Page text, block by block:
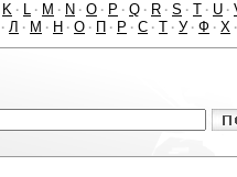
K · L · M · N · O · P · Q · R · S · T · U ·
· Л · М · Н · О · П · Р · С · Т · У · Ф · Х